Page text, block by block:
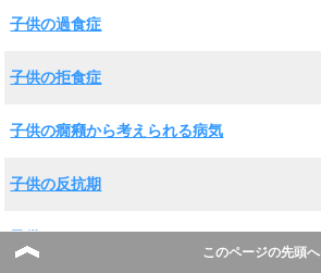
子供の過食症
子供の拒食症
子供の癇癪から考えられる病気
子供の反抗期
子供のストレス
このページの先頭へ